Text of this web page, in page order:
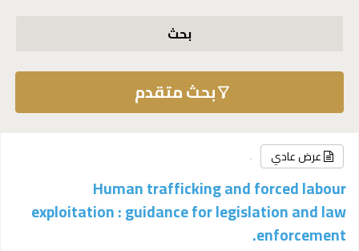
بحث
بحث متقدم
عرض عادي
Human trafficking and forced labour
exploitation : guidance for legislation and law
enforcement.